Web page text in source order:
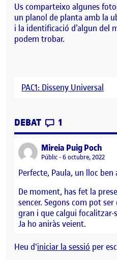
Us comparteixo algunes
un planol de planta amb la
i la identificació d’algun del
podem trobar.
PAC1: Disseny Universal
DEBAT 1
Mireia Puig Pochsays:
Visibilitat:
Públic 6 octubre, 2022
Perfecte, Paula, un lloc ben
De moment, has fet la
sencer. Segons com pot
gran i que calgui
Ja ho aniràs veient.
Heu d'iniciar la sessió per